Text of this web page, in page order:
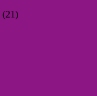
(21)